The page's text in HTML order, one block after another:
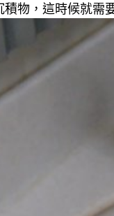
物，這時候就需